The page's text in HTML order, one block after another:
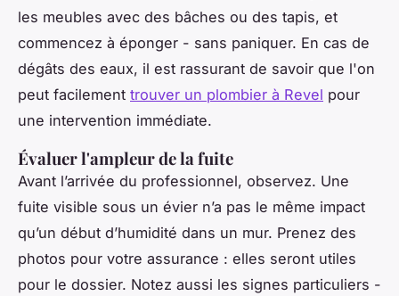
les meubles avec des bâches ou des tapis, et
commencez à éponger - sans paniquer. En cas de
dégâts des eaux, il est rassurant de savoir que l'on
peut facilement trouver un plombier à Revel pour
une intervention immédiate.
Évaluer l'ampleur de la fuite
Avant l’arrivée du professionnel, observez. Une
fuite visible sous un évier n’a pas le même impact
qu’un début d’humidité dans un mur. Prenez des
photos pour votre assurance : elles seront utiles
pour le dossier. Notez aussi les signes particuliers -